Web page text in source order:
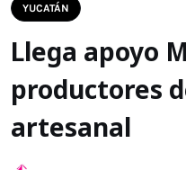
YUCATÁN
Llega apoyo
productores
artesanal